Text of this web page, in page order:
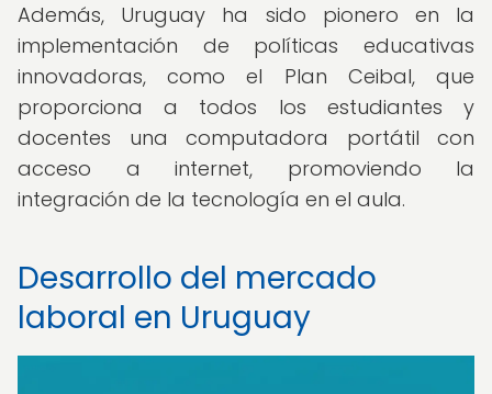
Además, Uruguay ha sido pionero en la
implementación de políticas educativas
innovadoras, como el Plan Ceibal, que
proporciona a todos los estudiantes y
docentes una computadora portátil con
acceso a internet, promoviendo la
integración de la tecnología en el aula.
Desarrollo del mercado
laboral en Uruguay